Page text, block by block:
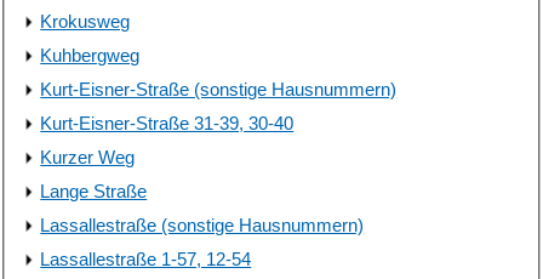
Krokusweg
Kuhbergweg
Kurt-Eisner-Straße (sonstige Hausnummern)
Kurt-Eisner-Straße 31-39, 30-40
Kurzer Weg
Lange Straße
Lassallestraße (sonstige Hausnummern)
Lassallestraße 1-57, 12-54